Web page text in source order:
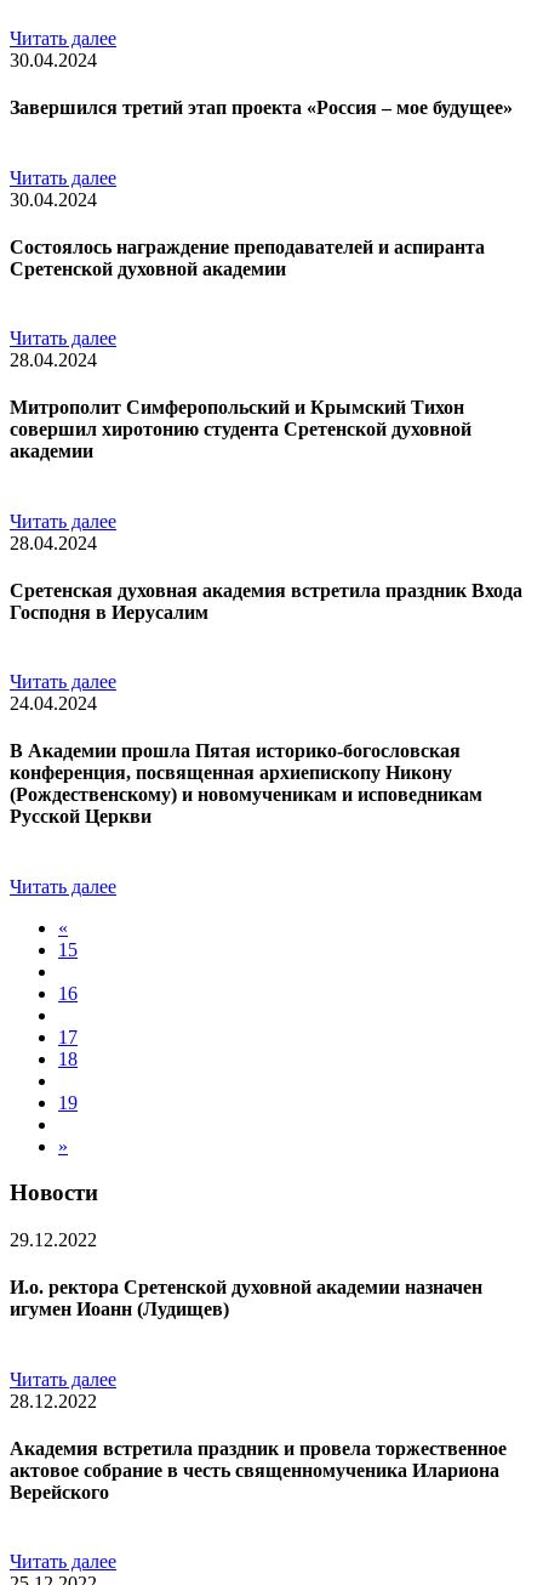
Читать далее
30.04.2024
Завершился третий этап проекта «Россия – мое будущее»
Читать далее
30.04.2024
Состоялось награждение преподавателей и аспиранта
Сретенской духовной академии
Читать далее
28.04.2024
Митрополит Симферопольский и Крымский Тихон
совершил хиротонию студента Сретенской духовной
академии
Читать далее
28.04.2024
Сретенская духовная академия встретила праздник Входа
Господня в Иерусалим
Читать далее
24.04.2024
В Академии прошла Пятая историко-богословская
конференция, посвященная архиепископу Никону
(Рождественскому) и новомученикам и исповедникам
Русской Церкви
Читать далее
«
15
16
17
18
19
»
Новости
29.12.2022
И.о. ректора Сретенской духовной академии назначен
игумен Иоанн (Лудищев)
Читать далее
28.12.2022
Академия встретила праздник и провела торжественное
актовое собрание в честь священномученика Илариона
Верейского
Читать далее